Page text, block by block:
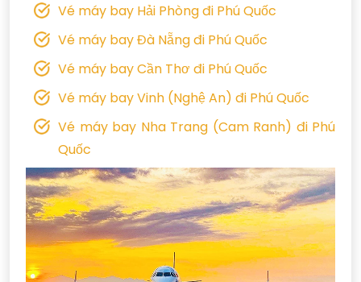
Vé máy bay Hải Phòng đi Phú Quốc
Vé máy bay Đà Nẵng đi Phú Quốc
Vé máy bay Cần Thơ đi Phú Quốc
Vé máy bay Vinh (Nghệ An) đi Phú Quốc
Vé máy bay Nha Trang (Cam Ranh) đi Phú
Quốc